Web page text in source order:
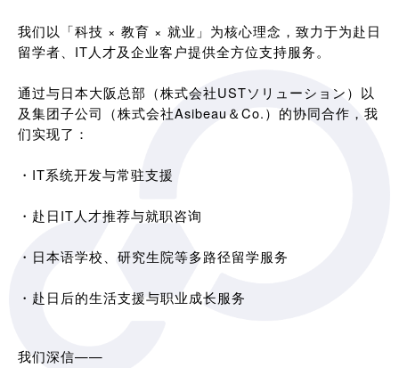
我们以「科技 × 教育 × 就业」为核心理念，致力于为赴日
留学者、IT人才及企业客户提供全方位支持服务。
通过与日本大阪总部（株式会社USTソリューション）以
及集团子公司（株式会社Asibeau＆Co.）的协同合作，我
们实现了：
・IT系统开发与常驻支援
・赴日IT人才推荐与就职咨询
・日本语学校、研究生院等多路径留学服务
・赴日后的生活支援与职业成长服务
我们深信——